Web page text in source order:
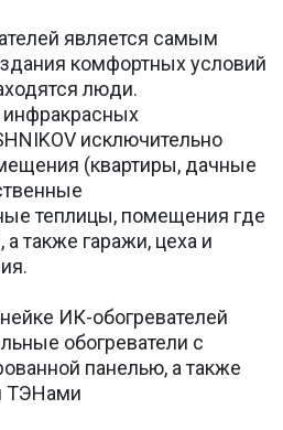
является самым
комфортных условий
люди.
исключительно
(квартиры, дачные
теплицы, помещения где
также гаражи, цеха и
ИК-обогревателей
обогреватели с
панелью, а также
ТЭНами